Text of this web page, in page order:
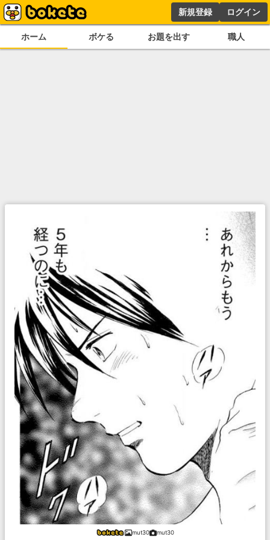
新規登録 ログイン
ホーム ボケる お題を出す 職人
mut30 mut30